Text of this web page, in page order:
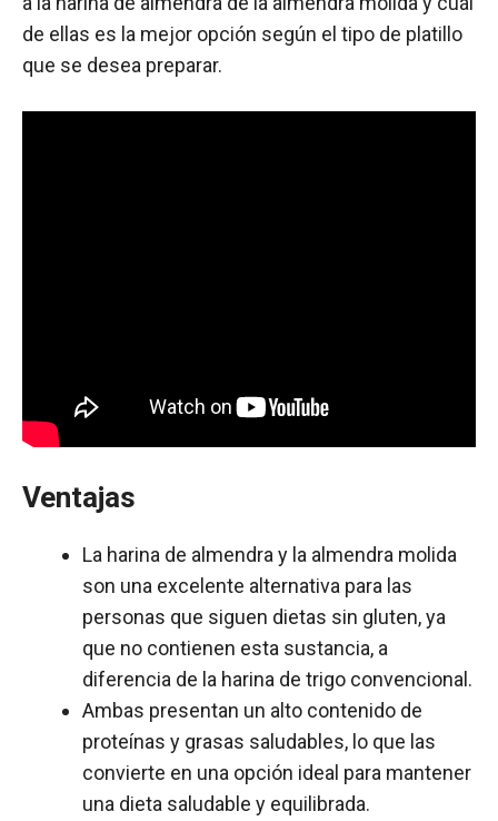
de ellas es la mejor opción según el tipo de platillo
que se desea preparar.
Ventajas
La harina de almendra y la almendra molida
son una excelente alternativa para las
personas que siguen dietas sin gluten, ya
que no contienen esta sustancia, a
diferencia de la harina de trigo convencional.
Ambas presentan un alto contenido de
proteínas y grasas saludables, lo que las
convierte en una opción ideal para mantener
una dieta saludable y equilibrada.